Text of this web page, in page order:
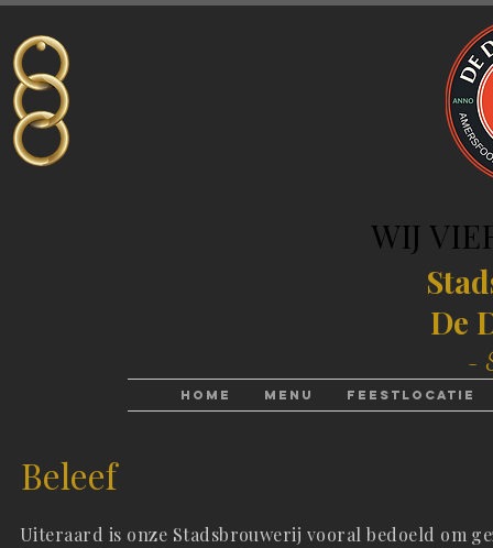
WIJ
WIJ
De
-
Home Menu Feestlocatie
Beleef
Uiteraard is onze Stadsbrouwerij vooral bedoeld om